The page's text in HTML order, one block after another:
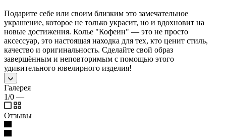
Подарите себе или своим близким это замечательное
украшение, которое не только украсит, но и вдохновит на
новые достижения. Колье "Кофеин" — это не просто
аксессуар, это настоящая находка для тех, кто ценит стиль,
качество и оригинальность. Сделайте свой образ
завершённым и неповторимым с помощью этого
удивительного ювелирного изделия!
Галерея
1/0 —
Отзывы